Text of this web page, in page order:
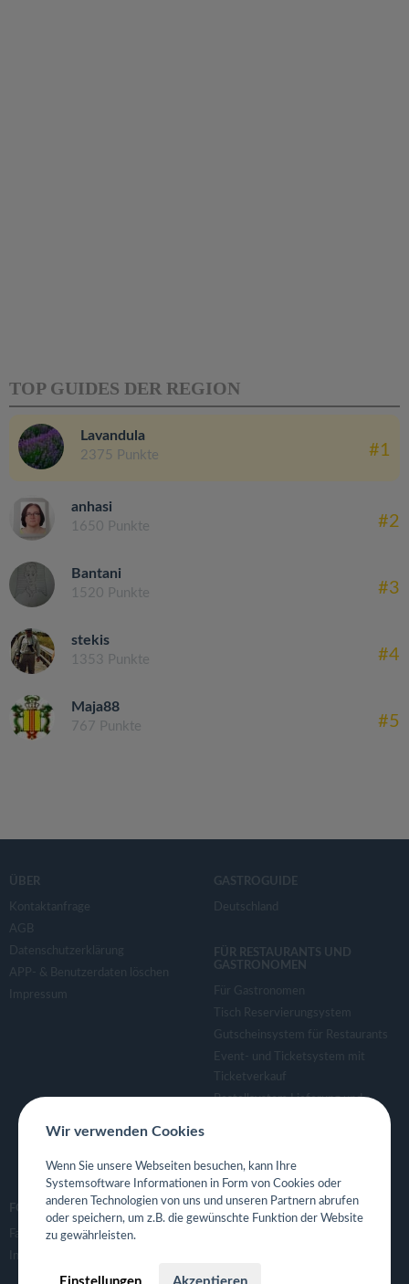
TOP GUIDES DER REGION
Lavandula
2375 Punkte #1
anhasi
1650 Punkte #2
Bantani
1520 Punkte #3
stekis
1353 Punkte #4
Maja88
767 Punkte #5
ÜBER
Kontaktanfrage
AGB
Datenschutzerklärung
APP- & Benutzerdaten löschen
Impressum
GASTROGUIDE
Deutschland
FÜR RESTAURANTS UND
GASTRONOMEN
Für Gastronomen
Tisch Reservierungsystem
Gutscheinsystem für Restaurants
Event- und Ticketsystem mit
Ticketverkauf
Bestellsystem Lieferung und
Eigene App für Restaurant
FOLGE UNS
Facebook
Instagram
Wir verwenden Cookies
Wenn Sie unsere Webseiten besuchen, kann Ihre
Systemsoftware Informationen in Form von Cookies oder
anderen Technologien von uns und unseren Partnern abrufen
oder speichern, um z.B. die gewünschte Funktion der Website
zu gewährleisten.